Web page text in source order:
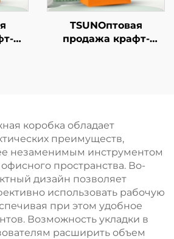
TSUNОптовая
продажа крафт-
новогодней/
рождественской еды
в пластиковую
упаковку
коробка обладает
преимуществ,
незаменимым инструментом
пространства. Во-
дизайн позволяет
использовать рабочую
при этом удобное
Возможность укладки в
расширить объем